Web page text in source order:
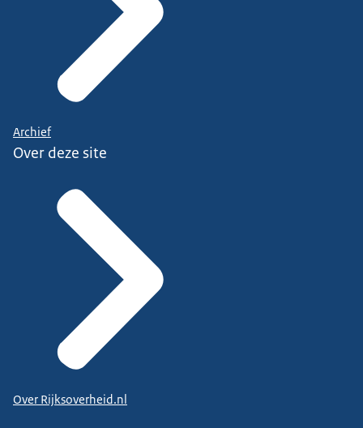
Archief
Over deze site
Over Rijksoverheid.nl